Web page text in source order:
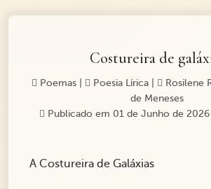
Costureira de
Poemas Poesia Lírica
Rosilene
de Meneses
Publicado em 01 de Junho de
A Costureira de Galáxias